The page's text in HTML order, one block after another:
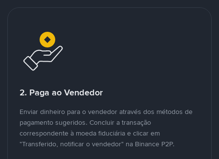
2. Paga ao Vendedor
Enviar dinheiro para o vendedor através dos métodos de
pagamento sugeridos. Concluir a transação
correspondente à moeda fiduciária e clicar em
"Transferido, notificar o vendedor" na Binance P2P.